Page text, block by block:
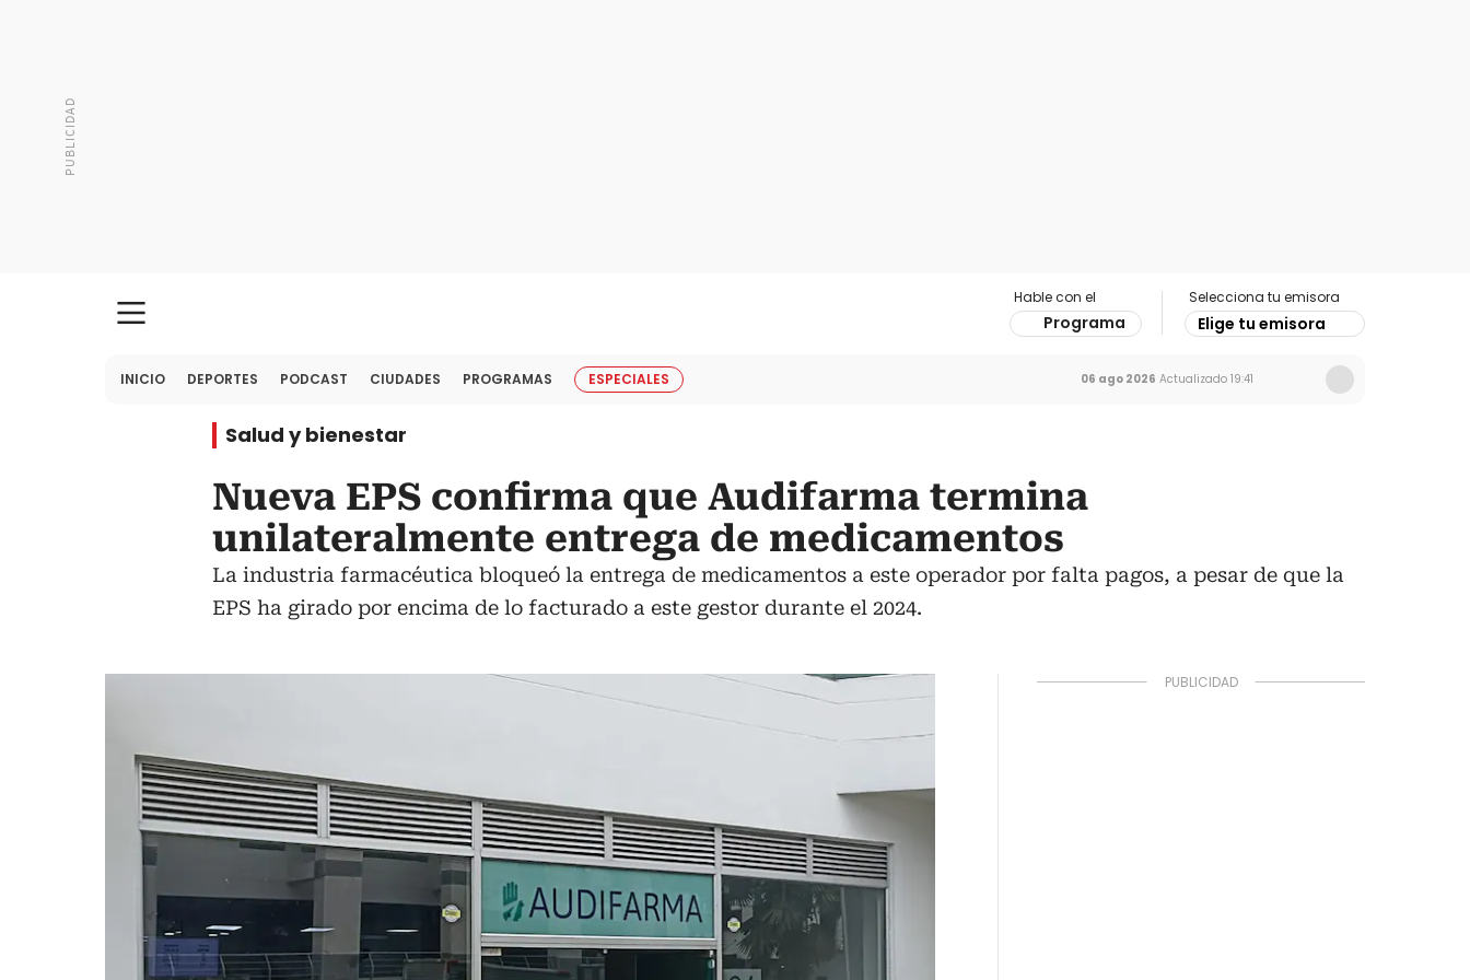
Hable con el
Programa
Selecciona tu emisora
Elige tu emisora
INICIO DEPORTES PODCAST CIUDADES PROGRAMAS ESPECIALES 06 ago 2026 Actualizado 19:41
Salud y bienestar
Nueva EPS confirma que Audifarma termina
unilateralmente entrega de medicamentos
La industria farmacéutica bloqueó la entrega de medicamentos a este operador por falta pagos, a pesar de que la
EPS ha girado por encima de lo facturado a este gestor durante el 2024.